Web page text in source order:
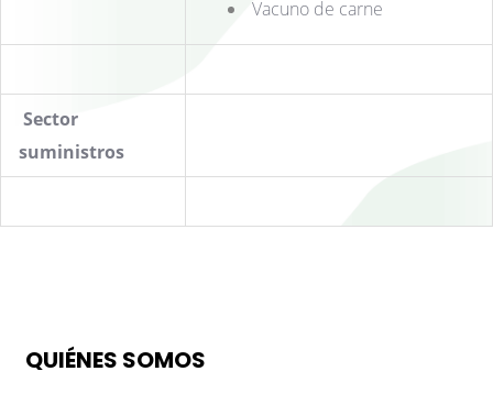
Vacuno de carne
Sector
suministros
QUIÉNES SOMOS